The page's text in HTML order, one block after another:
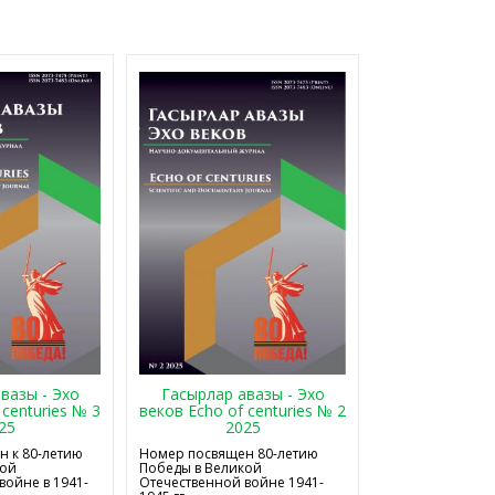
- Эхо
№ 3
к 80-летию
в 1941-
Гасырлар авазы - Эхо
веков Echo of centuries № 2
2025
Номер посвящен 80-летию
Победы в Великой
Отечественной войне 1941-